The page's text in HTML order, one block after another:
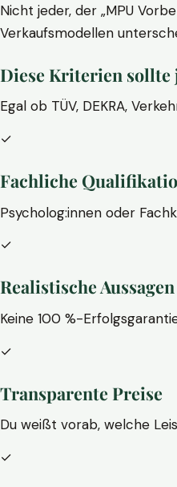
Nicht jeder, der „MPU
Verkaufsmodellen
Diese Kriterien
Egal ob TÜV, DEKRA,
✓
Fachliche
Psycholog:innen oder
✓
Realistische Aussagen
Keine 100 %-
✓
Transparente Preise
Du weißt vorab, welche
✓